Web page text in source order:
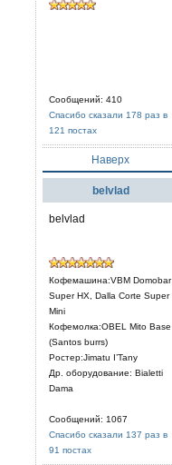
Сообщений: 410
Спасибо сказали 178 раз в
121 постах
Наверх
belvlad
belvlad
Кофемашина:VBM Domobar
Super HX, Dalla Corte Super
Mini
Кофемолка:OBEL Mito Base
(Santos burrs)
Ростер:Jimatu I’Tany
Др. оборудование: Bialetti
Dama
Сообщений: 1067
Спасибо сказали 137 раз в
91 постах